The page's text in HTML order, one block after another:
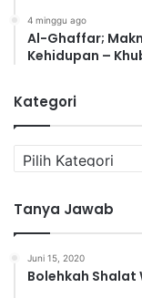
4 minggu ago
Al-Ghaffar;
Kehidupan –
Kategori
a
e
g
Tanya Jawab
Juni 15, 2020
Bolehkah Shalat